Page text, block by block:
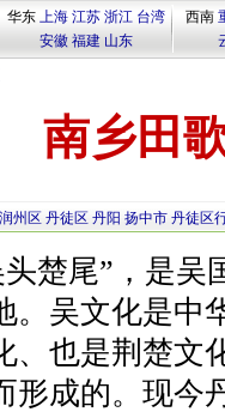
华东 上海 江苏 浙江 台湾
安徽 福建 山东
西南
南乡田
润州区 丹徒区 丹阳 扬中市 丹徒区
楚尾”，是吴
。吴文化是中
、也是荆楚文
形成的。现今